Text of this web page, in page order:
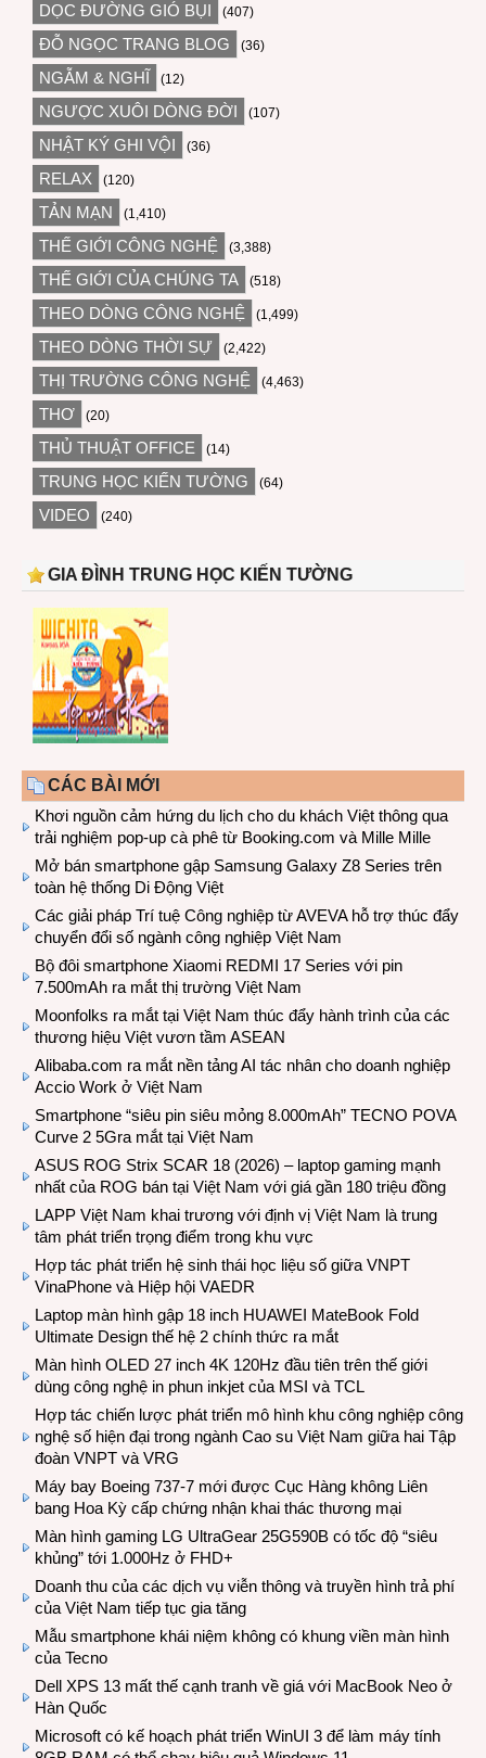
DỌC ĐƯỜNG GIÓ BỤI (407)
ĐỖ NGỌC TRANG BLOG (36)
NGẪM & NGHĨ (12)
NGƯỢC XUÔI DÒNG ĐỜI (107)
NHẬT KÝ GHI VỘI (36)
RELAX (120)
TẢN MẠN (1,410)
THẾ GIỚI CÔNG NGHỆ (3,388)
THẾ GIỚI CỦA CHÚNG TA (518)
THEO DÒNG CÔNG NGHỆ (1,499)
THEO DÒNG THỜI SỰ (2,422)
THỊ TRƯỜNG CÔNG NGHỆ (4,463)
THƠ (20)
THỦ THUẬT OFFICE (14)
TRUNG HỌC KIẾN TƯỜNG (64)
VIDEO (240)
GIA ĐÌNH TRUNG HỌC KIẾN TƯỜNG
CÁC BÀI MỚI
Khơi nguồn cảm hứng du lịch cho du khách Việt thông qua
trải nghiệm pop-up cà phê từ Booking.com và Mille Mille
Mở bán smartphone gập Samsung Galaxy Z8 Series trên
toàn hệ thống Di Động Việt
Các giải pháp Trí tuệ Công nghiệp từ AVEVA hỗ trợ thúc đẩy
chuyển đổi số ngành công nghiệp Việt Nam
Bộ đôi smartphone Xiaomi REDMI 17 Series với pin
7.500mAh ra mắt thị trường Việt Nam
Moonfolks ra mắt tại Việt Nam thúc đẩy hành trình của các
thương hiệu Việt vươn tầm ASEAN
Alibaba.com ra mắt nền tảng AI tác nhân cho doanh nghiệp
Accio Work ở Việt Nam
Smartphone “siêu pin siêu mỏng 8.000mAh” TECNO POVA
Curve 2 5Gra mắt tại Việt Nam
ASUS ROG Strix SCAR 18 (2026) – laptop gaming mạnh
nhất của ROG bán tại Việt Nam với giá gần 180 triệu đồng
LAPP Việt Nam khai trương với định vị Việt Nam là trung
tâm phát triển trọng điểm trong khu vực
Hợp tác phát triển hệ sinh thái học liệu số giữa VNPT
VinaPhone và Hiệp hội VAEDR
Laptop màn hình gập 18 inch HUAWEI MateBook Fold
Ultimate Design thế hệ 2 chính thức ra mắt
Màn hình OLED 27 inch 4K 120Hz đầu tiên trên thế giới
dùng công nghệ in phun inkjet của MSI và TCL
Hợp tác chiến lược phát triển mô hình khu công nghiệp công
nghệ số hiện đại trong ngành Cao su Việt Nam giữa hai Tập
đoàn VNPT và VRG
Máy bay Boeing 737-7 mới được Cục Hàng không Liên
bang Hoa Kỳ cấp chứng nhận khai thác thương mại
Màn hình gaming LG UltraGear 25G590B có tốc độ “siêu
khủng” tới 1.000Hz ở FHD+
Doanh thu của các dịch vụ viễn thông và truyền hình trả phí
của Việt Nam tiếp tục gia tăng
Mẫu smartphone khái niệm không có khung viền màn hình
của Tecno
Dell XPS 13 mất thế cạnh tranh về giá với MacBook Neo ở
Hàn Quốc
Microsoft có kế hoạch phát triển WinUI 3 để làm máy tính